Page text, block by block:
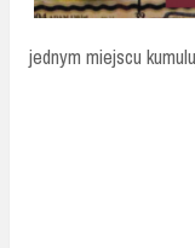
jednym miejscu